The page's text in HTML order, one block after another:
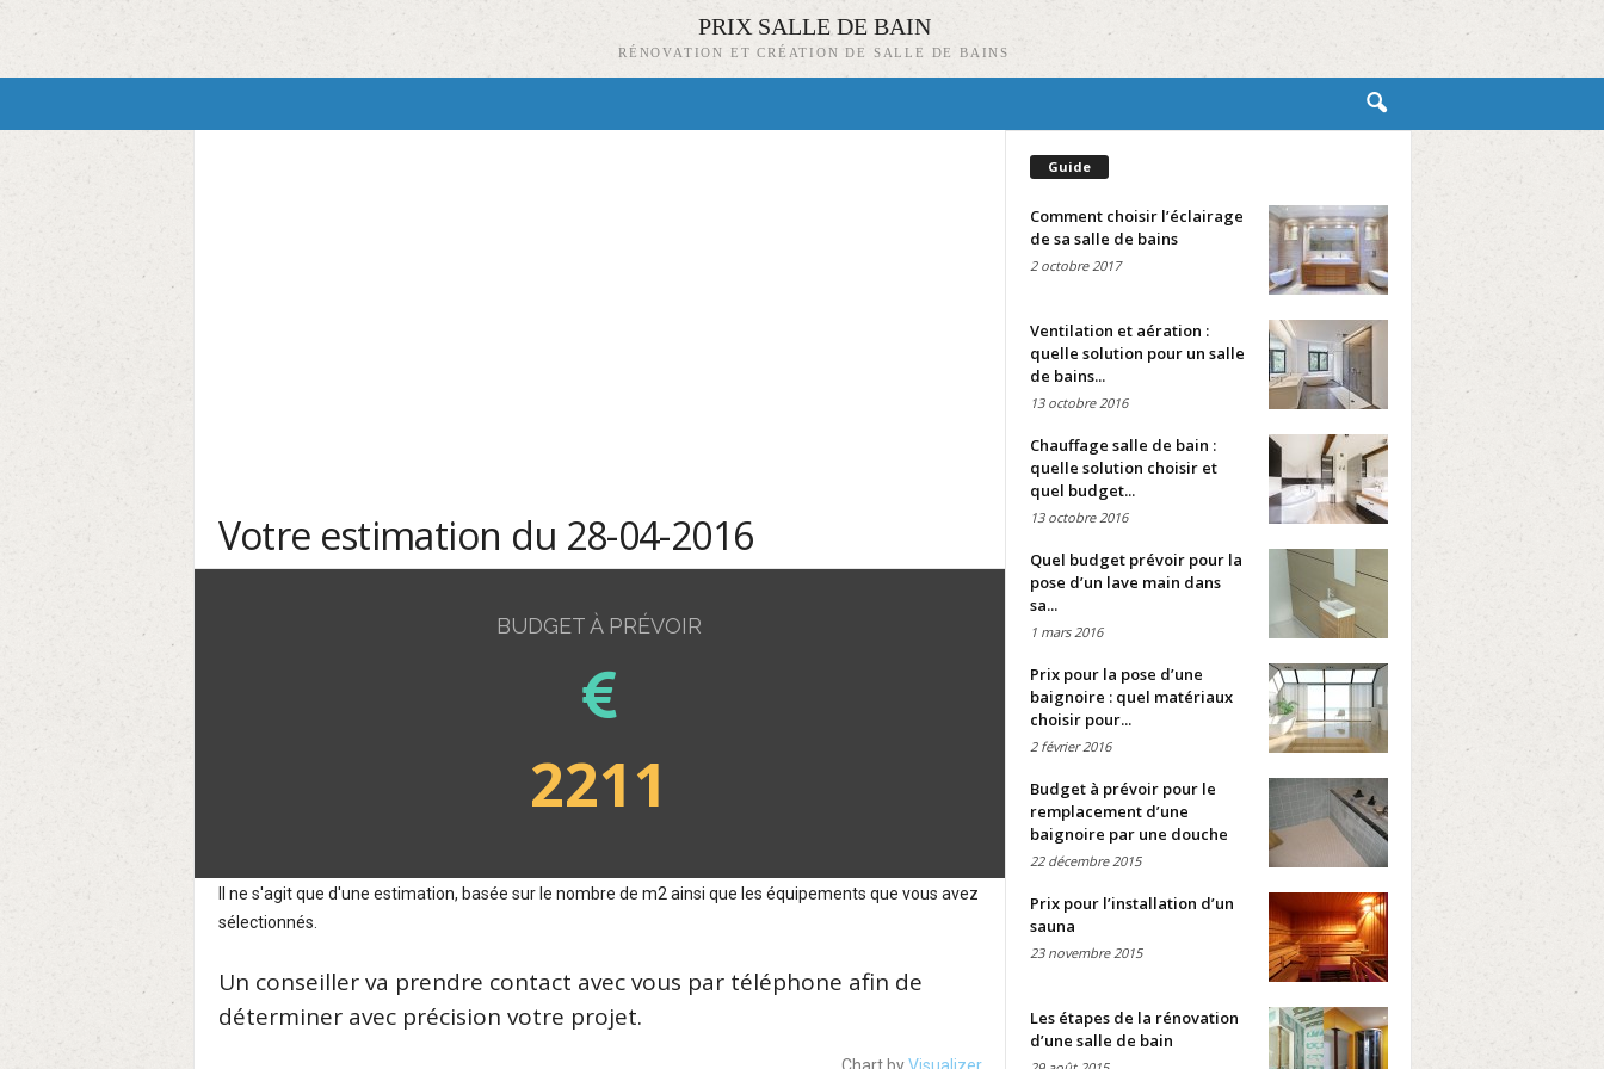
PRIX SALLE DE BAIN
RÉNOVATION ET CRÉATION DE SALLE DE BAINS
Votre estimation du 28-04-2016
BUDGET À PRÉVOIR
2211
Il ne s'agit que d'une estimation, basée sur le nombre de m2 ainsi que les équipements que vous avez
sélectionnés.
Un conseiller va prendre contact avec vous par téléphone afin de
déterminer avec précision votre projet.
Chart byVisualizer
Guide
Comment choisir l’éclairage
de sa salle de bains
2 octobre 2017
Ventilation et aération :
quelle solution pour un salle
de bains...
13 octobre 2016
Chauffage salle de bain :
quelle solution choisir et
quel budget...
13 octobre 2016
Quel budget prévoir pour la
pose d’un lave main dans
sa...
1 mars 2016
Prix pour la pose d’une
baignoire : quel matériaux
choisir pour...
2 février 2016
Budget à prévoir pour le
remplacement d’une
baignoire par une douche
22 décembre 2015
Prix pour l’installation d’un
sauna
23 novembre 2015
Les étapes de la rénovation
d’une salle de bain